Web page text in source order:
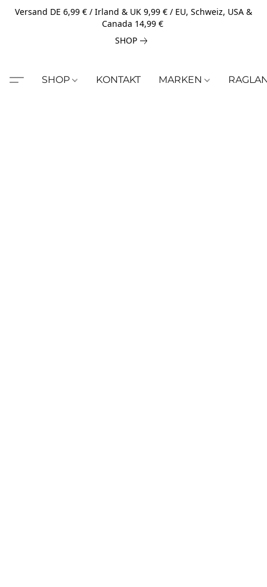
Versand DE 6,99 € / Irland & UK 9,99 € / EU, Schweiz, USA &
Canada 14,99 €
SHOP
SHOP KONTAKT MARKEN